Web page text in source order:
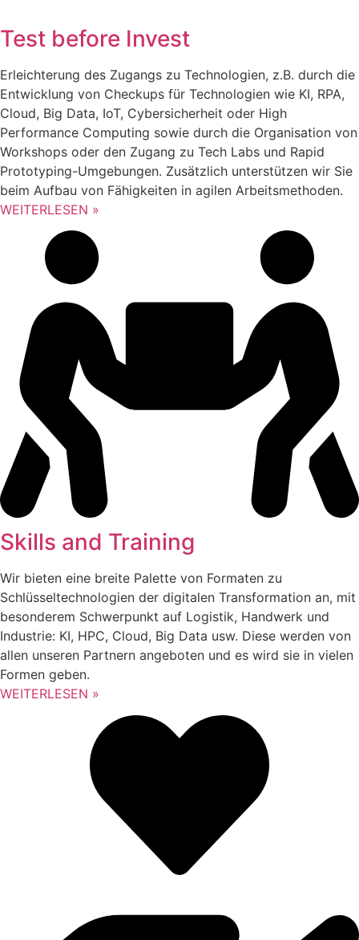
Test before Invest
Erleichterung des Zugangs zu Technologien, z.B. durch die
Entwicklung von Checkups für Technologien wie KI, RPA,
Cloud, Big Data, IoT, Cybersicherheit oder High
Performance Computing sowie durch die Organisation von
Workshops oder den Zugang zu Tech Labs und Rapid
Prototyping-Umgebungen. Zusätzlich unterstützen wir Sie
beim Aufbau von Fähigkeiten in agilen Arbeitsmethoden.
WEITERLESEN »
Skills and Training
Wir bieten eine breite Palette von Formaten zu
Schlüsseltechnologien der digitalen Transformation an, mit
besonderem Schwerpunkt auf Logistik, Handwerk und
Industrie: KI, HPC, Cloud, Big Data usw. Diese werden von
allen unseren Partnern angeboten und es wird sie in vielen
Formen geben.
WEITERLESEN »